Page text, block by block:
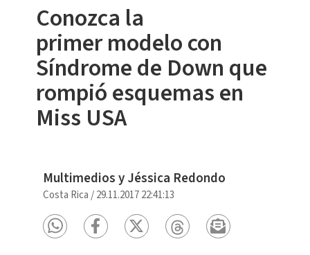
Conozca la
primer modelo con
Síndrome de Down que
rompió esquemas en
Miss USA
Multimedios y Jéssica Redondo
Costa Rica /29.11.2017 22:41:13